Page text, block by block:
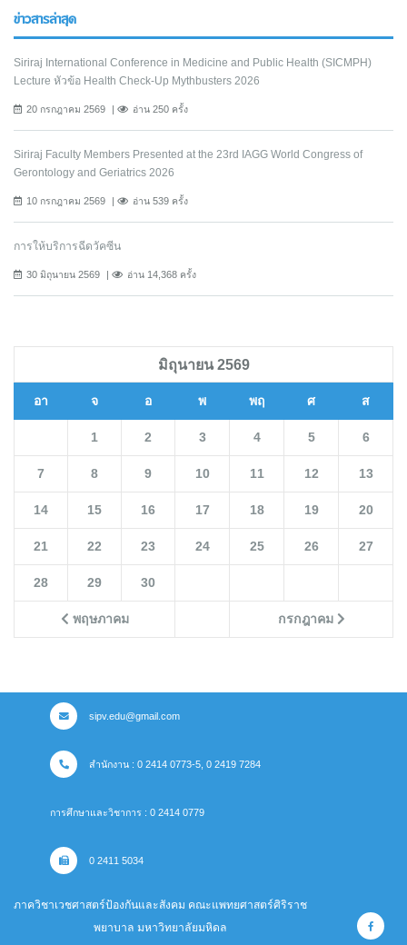
ข่าวสารล่าสุด
Siriraj International Conference in Medicine and Public Health (SICMPH)
Lecture หัวข้อ Health Check-Up Mythbusters 2026
20 กรกฎาคม 2569 อ่าน 250 ครั้ง
Siriraj Faculty Members Presented at the 23rd IAGG World Congress of
Gerontology and Geriatrics 2026
10 กรกฎาคม 2569 อ่าน 539 ครั้ง
การให้บริการฉีดวัคซีน
30 มิถุนายน 2569 อ่าน 14,368 ครั้ง
มิถุนายน 2569
อา จ อ พ พฤ ศ ส
พฤษภาคม กรกฎาคม
1 2 3 4 5 6
7 8 9 10 11 12 13
14 15 16 17 18 19 20
21 22 23 24 25 26 27
28 29 30
sipv.edu@gmail.com
สำนักงาน : 0 2414 0773-5, 0 2419 7284
การศึกษาและวิชาการ : 0 2414 0779
0 2411 5034
ภาควิชาเวชศาสตร์ป้องกันและสังคม คณะแพทยศาสตร์ศิริราช
พยาบาล มหาวิทยาลัยมหิดล